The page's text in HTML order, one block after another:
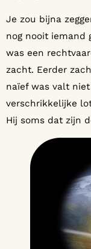
Je zou bijna
nog nooit iemand
was een
zacht. Eerder
naïef was valt niet
verschrikkelijke
Hij soms dat zijn